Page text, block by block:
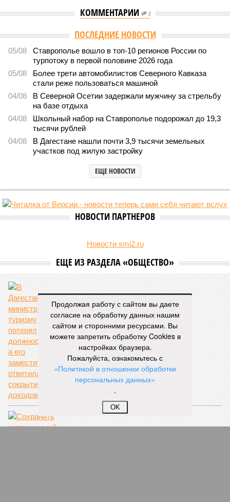
КОММЕНТАРИИ 0
ПОСЛЕДНИЕ НОВОСТИ
05/08
Ставрополье вошло в топ-10 регионов России по
турпотоку в первой половине 2026 года
05/08
Более трети автомобилистов Северного Кавказа
стали реже пользоваться машиной
04/08
В Северной Осетии задержали мужчину за стрельбу
на базе отдыха
04/08
Школьный набор на Ставрополье подорожал до 19,3
тысячи рублей
04/08
В Дагестане нашли почти 3,9 тысячи земельных
участков под жилую застройку
ЕЩЕ НОВОСТИ
НОВОСТИ ПАРТНЕРОВ
Новости smi2.ru
ЕЩЕ ИЗ РАЗДЕЛА «ОБЩЕСТВО»
Исаев сказал туризму «пока»
Продолжая работу с сайтом вы даете
согласие на обработку данных нашим
сайтом и сторонними ресурсами. Вы
можете запретить обработку Cookies в
настройках браузера.
Пожалуйста, ознакомьтесь с
«Политикой в отношении обработки
персональных данных»
.
OK